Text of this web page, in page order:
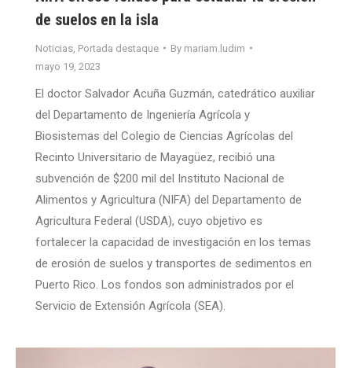
de suelos en la isla
Noticias Portada destaque By mariam.ludim
mayo 19, 2023
El doctor Salvador Acuña Guzmán, catedrático auxiliar
del Departamento de Ingeniería Agrícola y
Biosistemas del Colegio de Ciencias Agrícolas del
Recinto Universitario de Mayagüez, recibió una
subvención de $200 mil del Instituto Nacional de
Alimentos y Agricultura (NIFA) del Departamento de
Agricultura Federal (USDA), cuyo objetivo es
fortalecer la capacidad de investigación en los temas
de erosión de suelos y transportes de sedimentos en
Puerto Rico. Los fondos son administrados por el
Servicio de Extensión Agrícola (SEA).